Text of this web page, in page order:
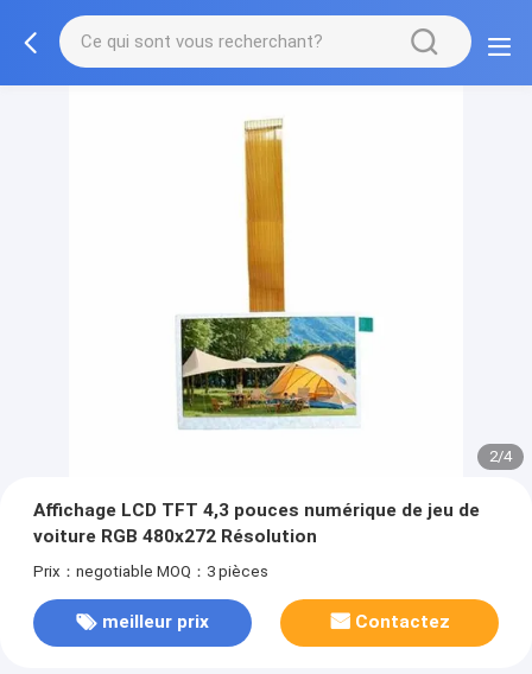
2/4
Affichage LCD TFT 4,3 pouces numérique de jeu de
voiture RGB 480x272 Résolution
Prix：negotiable MOQ：3 pièces
meilleur prix Contactez